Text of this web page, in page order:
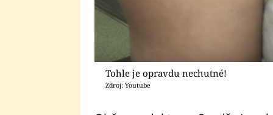
Tohle je opravdu nechutné!
Zdroj: Youtube